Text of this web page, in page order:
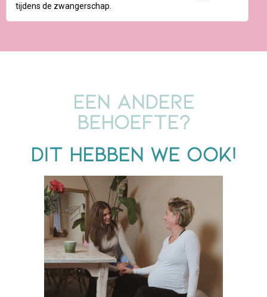
tijdens de zwangerschap.
Een andere
behoefte?
Dit hebben we ook!